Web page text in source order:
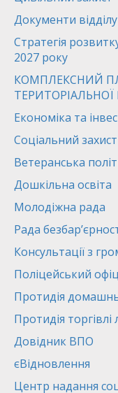
Документи
Стратегія
2027 року
КОМПЛЕКСНИЙ
Економіка та
Соціальний захист
Ветеранська
Дошкільна освіта
Молодіжна рада
Рада
Консультації з
Поліцейський
Протидія
Протидія
Довідник ВПО
єВідновлення
Центр надання